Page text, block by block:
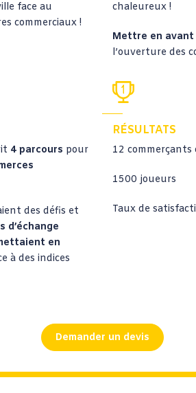
face au
commerciaux !
chaleureux !
Mettre en avant
l’ouverture des
4 parcours pour
des défis et
d’échange
en
à des indices
RÉSULTATS
12 commerçants
1500 joueurs
Taux de
Demander un devis